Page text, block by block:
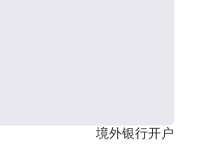
境外银行开户